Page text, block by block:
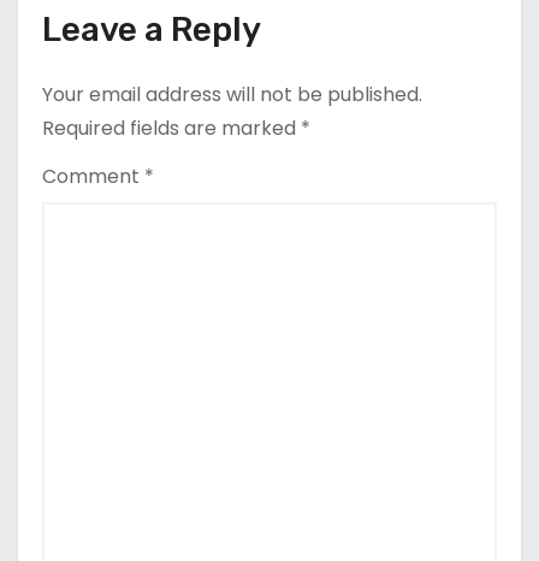
Leave a Reply
Your email address will not be published.
Required fields are marked *
Comment *